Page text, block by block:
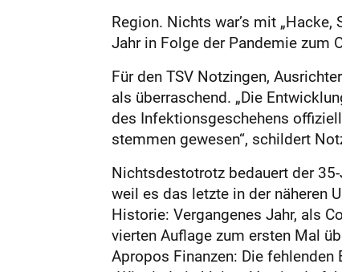
Region. Nichts war’s mit
Jahr in Folge der Pandemie zum
Für den TSV Notzingen,
als überraschend. „Die
des Infektionsgeschehens
stemmen gewesen“, schildert
Nichtsdestotrotz bedauert der
weil es das letzte in der näheren
Historie: Vergangenes Jahr, als
vierten Auflage zum ersten Mal
Apropos Finanzen: Die